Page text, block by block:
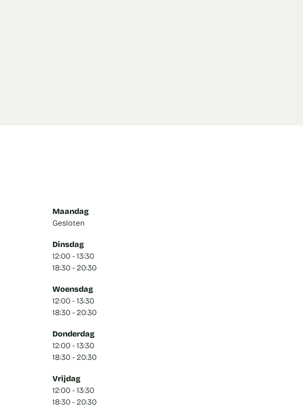
Maandag
Gesloten
Dinsdag
12:00 - 13:30
18:30 - 20:30
Woensdag
12:00 - 13:30
18:30 - 20:30
Donderdag
12:00 - 13:30
18:30 - 20:30
Vrijdag
12:00 - 13:30
18:30 - 20:30